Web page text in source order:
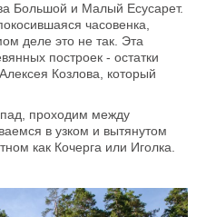
Большой и Малый Есусарет.
часовенка,
деле это не так. Эта
построек - остатки
Козлова, который
проходим между
в узком и вытянутом
как Кочерга или Иголка.